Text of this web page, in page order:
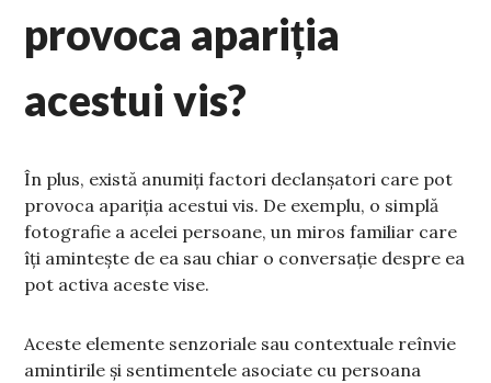
provoca apariția
acestui vis?
În plus, există anumiți factori declanșatori care pot
provoca apariția acestui vis. De exemplu, o simplă
fotografie a acelei persoane, un miros familiar care
îți amintește de ea sau chiar o conversație despre ea
pot activa aceste vise.
Aceste elemente senzoriale sau contextuale reînvie
amintirile și sentimentele asociate cu persoana